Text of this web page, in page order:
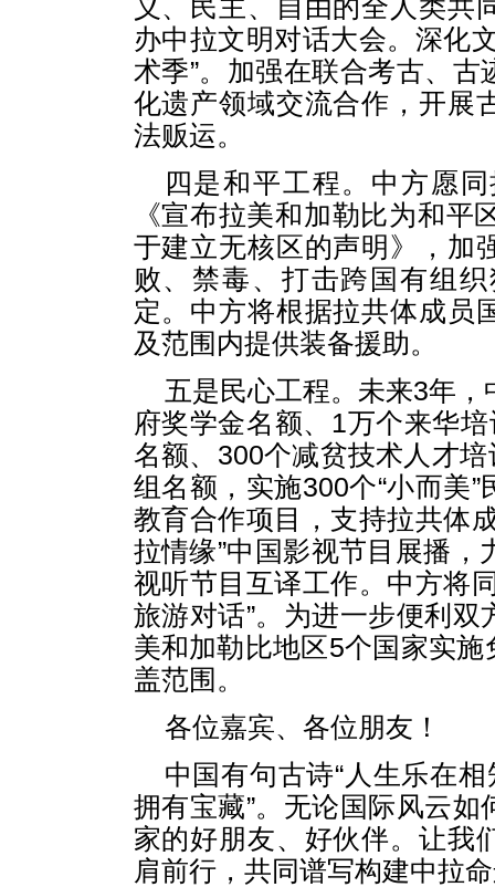
义、民主、自由的全人类共
办中拉文明对话大会。深化
术季”。加强在联合考古、
化遗产领域交流合作，开展
法贩运。
四是和平工程。中方愿
《宣布拉美和加勒比为和
于建立无核区的声明》，加
败、禁毒、打击跨国有组
定。中方将根据拉共体成员
及范围内提供装备援助。
五是民心工程。未来3年
府奖学金名额、1万个来华
名额、300个减贫技术人才
组名额，实施300个“小而美
教育合作项目，支持拉共体
拉情缘”中国影视节目展播
视听节目互译工作。中方将
旅游对话”。为进一步便利
美和加勒比地区5个国家实
盖范围。
各位嘉宾、各位朋友！
中国有句古诗“人生乐在
拥有宝藏”。无论国际风云
家的好朋友、好伙伴。让我
肩前行，共同谱写构建中拉